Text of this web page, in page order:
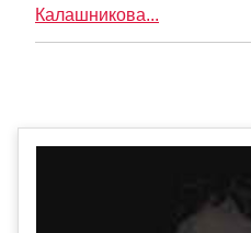
Калашникова...